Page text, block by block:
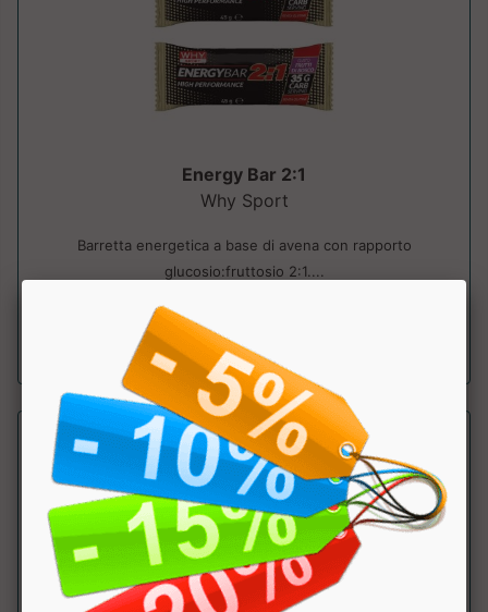
Energy Bar 2:1
Why Sport
Barretta energetica a base di avena con rapporto
glucosio:fruttosio 2:1....
a partire da € 2.00
sconto 20%